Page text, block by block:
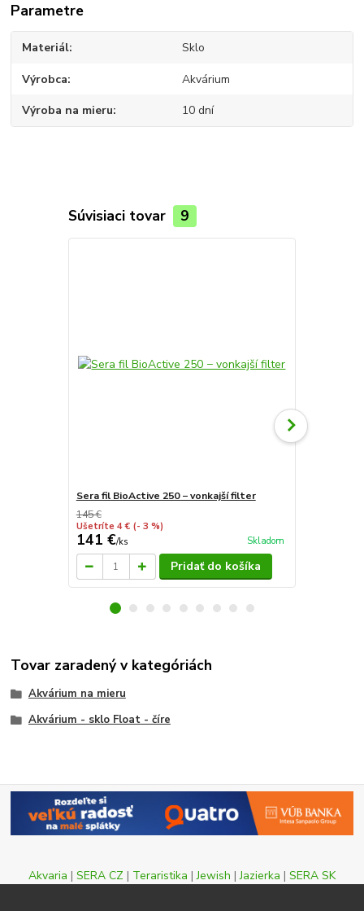
Parametre
Materiál Sklo
Výrobca Akvárium
Výroba na mieru 10 dní
Súvisiaci tovar 9
Sera fil BioActive 250 − vonkajší filter
145 €
Ušetríte 4 € (- 3 %)
141 €/ks Skladom
Pridať do košíka
Tovar zaradený v kategóriách
Akvárium na mieru
Akvárium - sklo Float - číre
Akvaria | SERA CZ | Teraristika |Jewish |Jazierka | SERA SK